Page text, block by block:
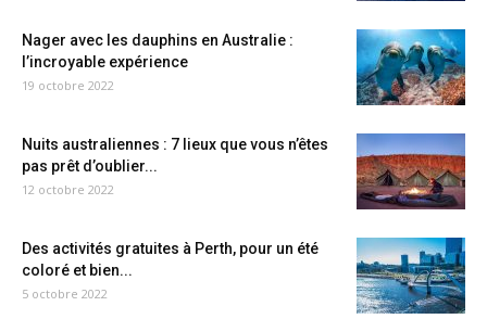
Nager avec les dauphins en Australie :
l’incroyable expérience
19 octobre 2022
Nuits australiennes : 7 lieux que vous n’êtes
pas prêt d’oublier...
12 octobre 2022
Des activités gratuites à Perth, pour un été
coloré et bien...
5 octobre 2022